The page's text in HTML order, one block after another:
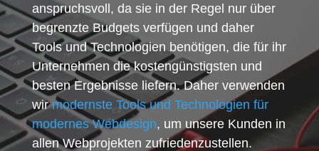
anspruchsvoll, da sie in der Regel nur über
begrenzte Budgets verfügen und daher
Tools und Technologien benötigen, die für ihr
Unternehmen die kostengünstigsten und
besten Ergebnisse liefern. Daher verwenden
wirmodernste Tools und Technologien für
modernes Webdesign, um unsere Kunden in
allen Webprojekten zufriedenzustellen.